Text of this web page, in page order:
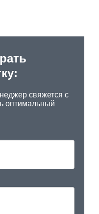
свяжется с
оптимальный